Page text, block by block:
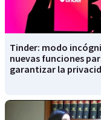
Tinder: modo
nuevas funciones
garantizar la